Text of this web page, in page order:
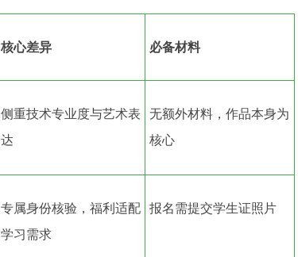
核心差异 必备材料
侧重技术专业度与艺术表
达
无额外材料，作品本身为
核心
专属身份核验，福利适配
学习需求
报名需提交学生证照片